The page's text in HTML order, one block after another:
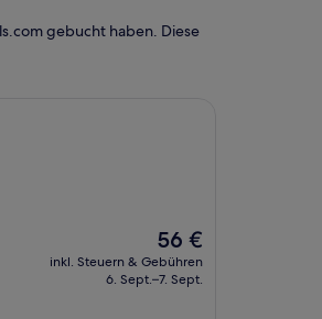
gebucht haben. Diese
Der
Preis
beträgt
56 €
inkl. Steuern & Gebühren
6. Sept.–7. Sept.